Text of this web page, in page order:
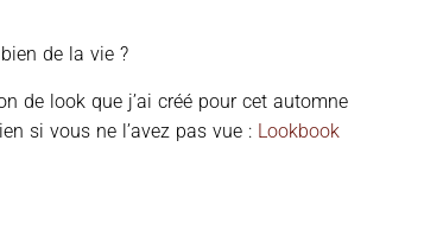
de la vie ?
de look que j’ai créé pour cet automne
si vous ne l’avez pas vue : Lookbook